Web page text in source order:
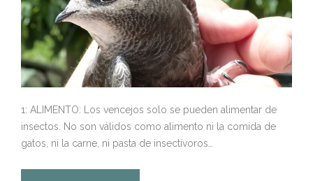
1: ALIMENTO: Los vencejos solo se pueden alimentar de
insectos. No son válidos como alimento ni la comida de
gatos, ni la carne, ni pasta de insectívoros…